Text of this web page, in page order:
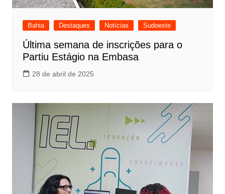
Bahia Destaques Notícias Sudoeste
Última semana de inscrições para o
Partiu Estágio na Embasa
28 de abril de 2025